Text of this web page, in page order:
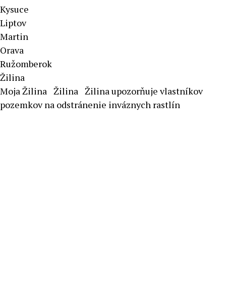
Kysuce
Liptov
Martin
Orava
Ružomberok
Žilina
Moja Žilina Žilina Žilina upozorňuje vlastníkov
pozemkov na odstránenie inváznych rastlín